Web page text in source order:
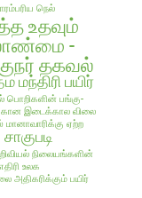
நெல்
உதவும்
-
தகவல்
மந்திரி பயிர்
பொறிகளின் பங்கு-
இடைக்கால விலை
மானாவாரிக்கு ஏற்ற
நிலையங்களின்
உலக
அதிகரிக்கும் பயிர்